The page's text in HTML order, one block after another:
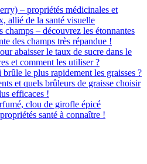
– propriétés médicinales et
allié de la santé visuelle
champs – découvrez les étonnantes
des champs très répandue !
abaisser le taux de sucre dans le
et comment les utiliser ?
brûle le plus rapidement les graisses ?
et quels brûleurs de graisse choisir
efficaces !
clou de girofle épicé
santé à connaître !